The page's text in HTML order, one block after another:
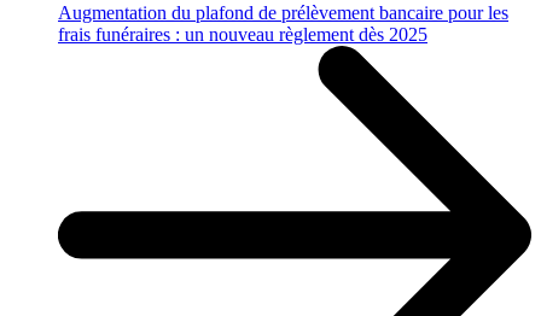
Augmentation du plafond de prélèvement bancaire pour les
frais funéraires : un nouveau règlement dès 2025